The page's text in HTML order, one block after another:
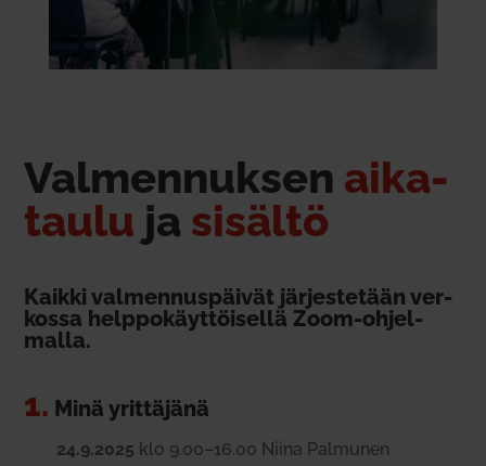
Val­men­nuksen aika­
taulu ja sisältö
Kaikki val­men­nus­päivät jär­jes­tetään ver­
kossa help­po­käyt­töi­sellä Zoom-ohjel­
malla.
1. Minä yrit­täjänä
24.9.2025 klo 9.00–16.00 Niina Pal­munen